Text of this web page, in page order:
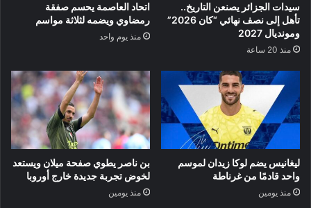
سيدات الجزائر يصنعن التاريخ..
تأهل إلى نصف نهائي “كان 2026”
ومونديال 2027
منذ 20 ساعة
اتحاد العاصمة يحسم صفقة
رمضاوي ويضمه لثلاثة مواسم
منذ يوم واحد
ليغانيس يضم لوكا زيدان لموسم
واحد قادمًا من غرناطة
منذ يومين
بن ناصر يطوي صفحة ميلان ويستعد
لخوض تجربة جديدة خارج أوروبا
منذ يومين